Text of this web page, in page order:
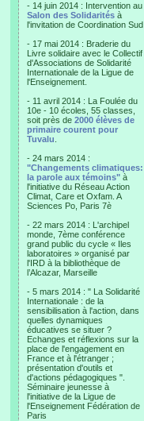
- 14 juin 2014 : Intervention au
Salon des Solidarités à
l'invitation de Coordination Sud
- 17 mai 2014 : Braderie du
Livre solidaire avec le Collectif
d'Associations de Solidarité
Internationale de la Ligue de
l'Enseignement.
- 11 avril 2014 : La Foulée du
10e - 10 écoles, 55 classes,
soit près de 2000 élèves de
primaire courent pour
Tuvalu
- 24 mars 2014 :
"Changements climatiques:
la parole aux témoins" à
l'initiative du Réseau Action
Climat, Care et Oxfam. A
Sciences Po, Paris 7è
- 22 mars 2014 : L'archipel
monde, 7ème conférence
grand public du cycle « Iles
laboratoires » organisé par
l'IRD à la bibliothèque de
l’Alcazar, Marseille
- 5 mars 2014 : " La Solidarité
Internationale : de la
sensibilisation à l'action, dans
quelles dynamiques
éducatives se situer ?
Echanges et réflexions sur la
place de l'engagement en
France et à l'étranger ;
présentation d'outils et
d'actions pédagogiques ".
Séminaire jeunesse à
l'initiative de la Ligue de
l'Enseignement Fédération de
Paris